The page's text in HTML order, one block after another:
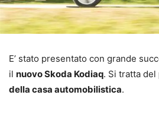
E’ stato presentato con grande
il nuovo Skoda Kodiaq. Si tratta del
della casa automobilistica.